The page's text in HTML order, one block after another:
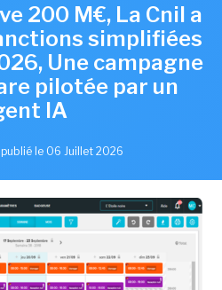
200 M€, La Cnil a
simplifiées
Une campagne
pilotée par un
IA
publié le 06 Juillet 2026